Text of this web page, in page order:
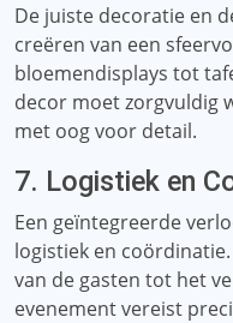
De juiste decoratie en
creëren van een
bloemendisplays tot
decor moet zorgvuldig
met oog voor detail.
7. Logistiek en
Een geïntegreerde
logistiek en
van de gasten tot het
evenement vereist